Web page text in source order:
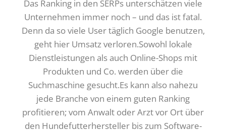
Das Ranking in den SERPs unterschätzen viele
Unternehmen immer noch – und das ist fatal.
Denn da so viele User täglich Google benutzen,
geht hier Umsatz verloren.Sowohl lokale
Dienstleistungen als auch Online-Shops mit
Produkten und Co. werden über die
Suchmaschine gesucht.Es kann also nahezu
jede Branche von einem guten Ranking
profitieren; vom Anwalt oder Arzt vor Ort über
den Hundefutterhersteller bis zum Software-